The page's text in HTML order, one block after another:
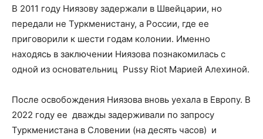
В 2011 году Ниязову задержали в Швейцарии, но
передали не Туркменистану, а России, где ее
приговорили к шести годам колонии. Именно
находясь в заключении Ниязова познакомилась с
одной из основательниц Pussy Riot Марией Алехиной.
После освобождения Ниязова вновь уехала в Европу. В
2022 году ее дважды задерживали по запросу
Туркменистана в Словении (на десять часов) и